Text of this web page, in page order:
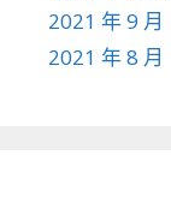
2021 年 9 月
2021 年 8 月